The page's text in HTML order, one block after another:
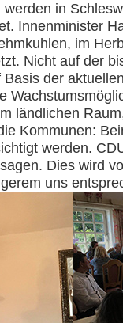
in
Innenminister
im
Nicht auf der
der
ländlichen
Kommunen:
werden.
Dies wird
uns